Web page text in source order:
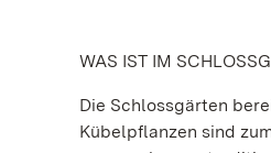
WAS IST IM
Die Schlossgärten
Kübelpflanzen sind